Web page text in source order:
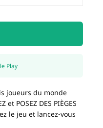
Play
joueurs du monde
et POSEZ DES PIÈGES
le jeu et lancez-vous